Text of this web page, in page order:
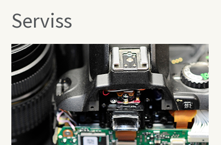
Serviss